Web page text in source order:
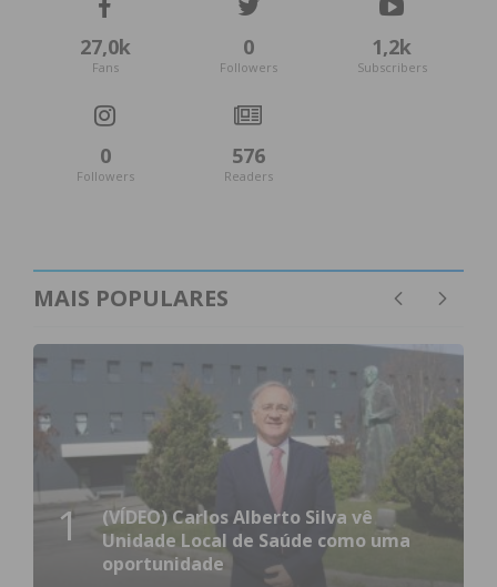
27,0k
Fans
0
Followers
1,2k
Subscribers
0
Followers
576
Readers
MAIS POPULARES
1
(VÍDEO) Carlos Alberto Silva vê
Unidade Local de Saúde como uma
oportunidade